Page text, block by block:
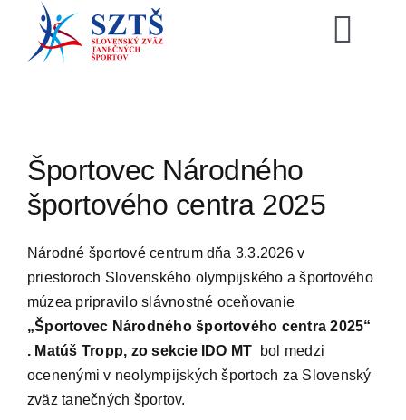
content
Zoznamy
Video
E-shop
Športovec Národného
športového centra 2025
Národné športové centrum dňa 3.3.2026 v
priestoroch Slovenského olympijského a športového
múzea pripravilo slávnostné oceňovanie
„Športovec Národného športového centra 2025“
. Matúš Tropp, zo sekcie IDO MT
bol medzi
ocenenými v neolympijských športoch za Slovenský
zväz tanečných športov.